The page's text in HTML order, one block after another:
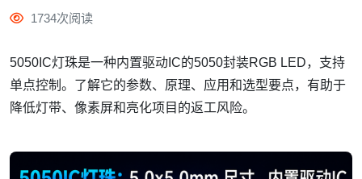
1734次阅读
5050IC灯珠是一种内置驱动IC的5050封装RGB LED，支持
单点控制。了解它的参数、原理、应用和选型要点，有助于
降低灯带、像素屏和亮化项目的返工风险。